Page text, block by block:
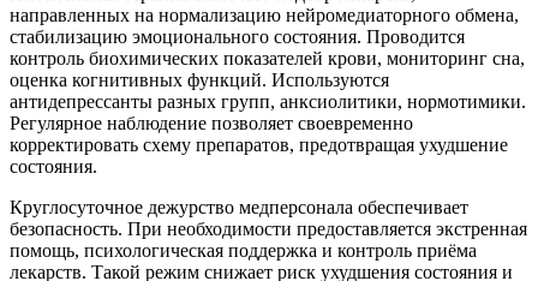
направленных на нормализацию нейромедиаторного обмена,
стабилизацию эмоционального состояния. Проводится
контроль биохимических показателей крови, мониторинг сна,
оценка когнитивных функций. Используются
антидепрессанты разных групп, анксиолитики, нормотимики.
Регулярное наблюдение позволяет своевременно
корректировать схему препаратов, предотвращая ухудшение
состояния.
Круглосуточное дежурство медперсонала обеспечивает
безопасность. При необходимости предоставляется экстренная
помощь, психологическая поддержка и контроль приёма
лекарств. Такой режим снижает риск ухудшения состояния и